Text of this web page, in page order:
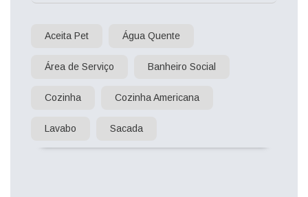
Aceita Pet Água Quente
Área de Serviço Banheiro Social
Cozinha Cozinha Americana
Lavabo Sacada